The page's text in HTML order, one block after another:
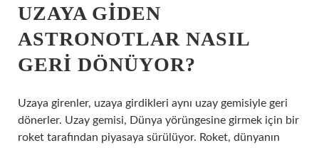
UZAYA GIDEN
ASTRONOTLAR NASIL
GERI DÖNÜYOR?
Uzaya girenler, uzaya girdikleri aynı uzay gemisiyle geri
dönerler. Uzay gemisi, Dünya yörüngesine girmek için bir
roket tarafından piyasaya sürülüyor. Roket, dünyanın